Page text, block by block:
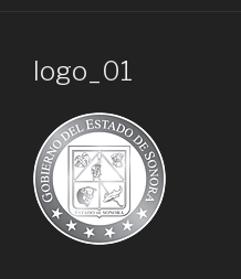
logo_01